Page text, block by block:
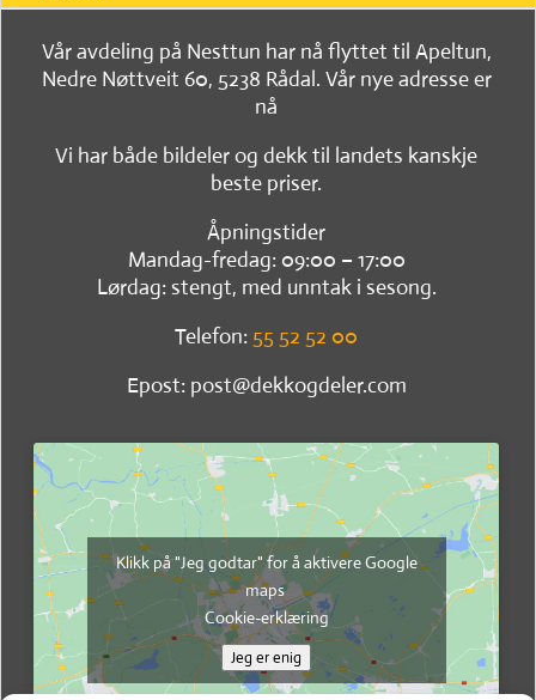
Vår avdeling på Nesttun har nå flyttet til Apeltun,
Nedre Nøttveit 60, 5238 Rådal. Vår nye adresse er
nå
Vi har både bildeler og dekk til landets kanskje
beste priser.
Åpningstider
Mandag-fredag: 09:00 – 17:00
Lørdag: stengt, med unntak i sesong.
Telefon: 55 52 52 00
Epost: post@dekkogdeler.com
Klikk på "Jeg godtar" for å aktivere Google
maps
Cookie-erklæring
Jeg er enig